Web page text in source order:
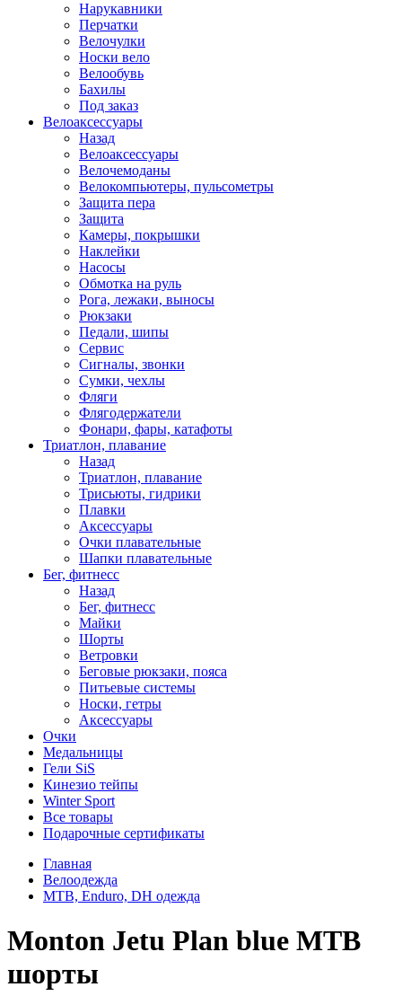
Нарукавники
Перчатки
Велочулки
Носки вело
Велообувь
Бахилы
Под заказ
Велоаксессуары
Назад
Велоаксессуары
Велочемоданы
Велокомпьютеры, пульсометры
Защита пера
Защита
Камеры, покрышки
Наклейки
Насосы
Обмотка на руль
Рога, лежаки, выносы
Рюкзаки
Педали, шипы
Сервис
Сигналы, звонки
Сумки, чехлы
Фляги
Флягодержатели
Фонари, фары, катафоты
Триатлон, плавание
Назад
Триатлон, плавание
Трисьюты, гидрики
Плавки
Аксессуары
Очки плавательные
Шапки плавательные
Бег, фитнесс
Назад
Бег, фитнесс
Майки
Шорты
Ветровки
Беговые рюкзаки, пояса
Питьевые системы
Носки, гетры
Аксессуары
Очки
Медальницы
Гели SiS
Кинезио тейпы
Winter Sport
Все товары
Подарочные сертификаты
Главная
Велоодежда
MTB, Enduro, DH одежда
Monton Jetu Plan blue MTB
шорты